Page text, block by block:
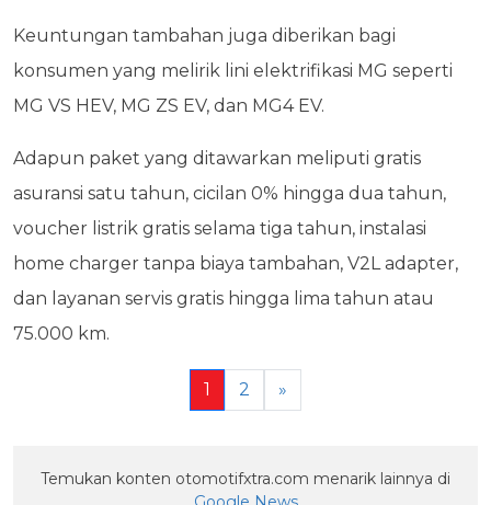
Keuntungan tambahan juga diberikan bagi
konsumen yang melirik lini elektrifikasi MG seperti
MG VS HEV, MG ZS EV, dan MG4 EV.
Adapun paket yang ditawarkan meliputi gratis
asuransi satu tahun, cicilan 0% hingga dua tahun,
voucher listrik gratis selama tiga tahun, instalasi
home charger tanpa biaya tambahan, V2L adapter,
dan layanan servis gratis hingga lima tahun atau
75.000 km.
1 2 »
Temukan konten otomotifxtra.com menarik lainnya di